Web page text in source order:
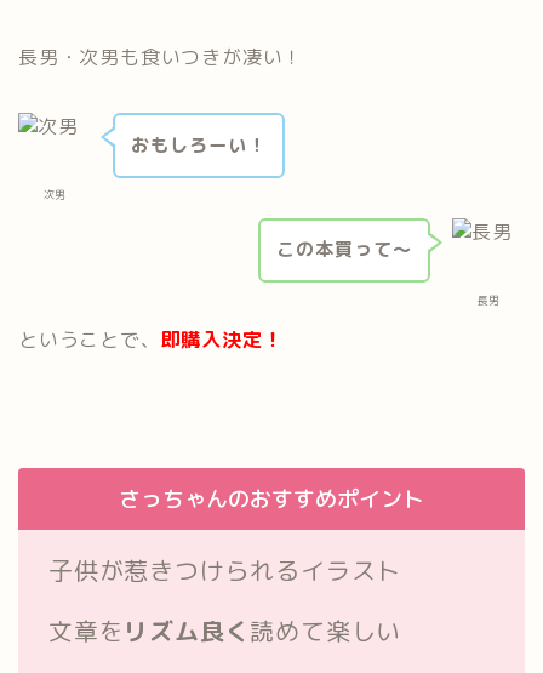
長男・次男も食いつきが凄い！
次男
おもしろーい！
長男
この本買って～
ということで、 即購入決定！
さっちゃんのおすすめポイント
子供が惹きつけられるイラスト
文章を リズム良く 読めて楽しい